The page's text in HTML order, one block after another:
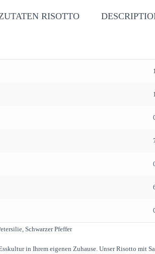
RISOTTO
Schwarzer Pfeffer
in Ihrem eigenen Zuhause. Unser Risotto mit